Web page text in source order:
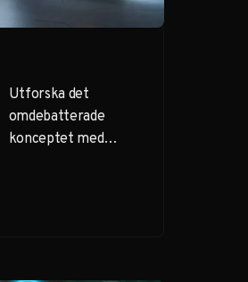
Utforska det
omdebatterade
konceptet med